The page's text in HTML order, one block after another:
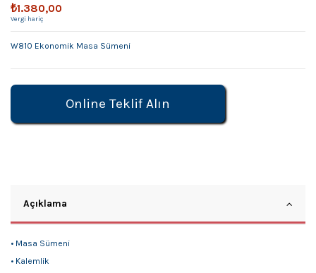
₺1.380,00
Vergi hariç
W810 Ekonomik Masa Sümeni
Online Teklif Alın
Açıklama
• Masa Sümeni
• Kalemlik